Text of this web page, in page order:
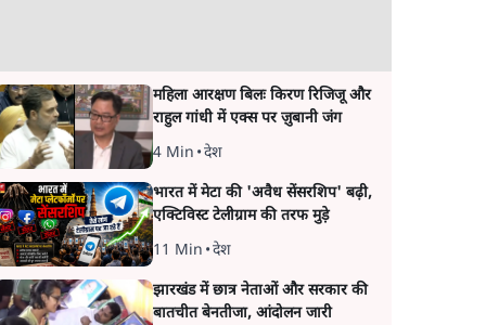
महिला आरक्षण बिलः किरण रिजिजू और
राहुल गांधी में एक्स पर ज़ुबानी जंग
4 Min •देश
भारत में मेटा की 'अवैध सेंसरशिप' बढ़ी,
एक्टिविस्ट टेलीग्राम की तरफ मुड़े
11 Min •देश
झारखंड में छात्र नेताओं और सरकार की
बातचीत बेनतीजा, आंदोलन जारी